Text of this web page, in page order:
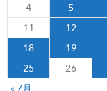
4
5
11
12
18
19
25
26
« 7月